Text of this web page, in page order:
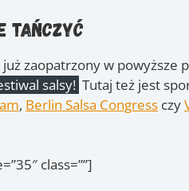
tańczyć
zaopatrzony w powyższe
salsy! Tutaj też jest
, Berlin Salsa Congress czy
class=””]